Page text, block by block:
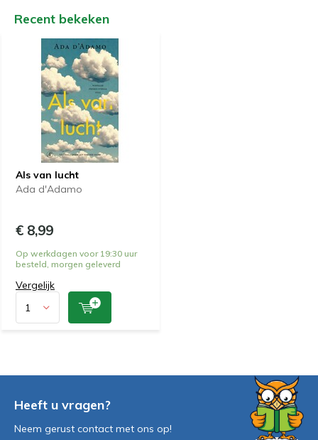
Recent bekeken
Als van lucht
Ada d'Adamo
€ 8,99
Op werkdagen voor 19:30 uur
besteld, morgen geleverd
Vergelijk
Heeft u vragen?
Neem gerust contact met ons op!